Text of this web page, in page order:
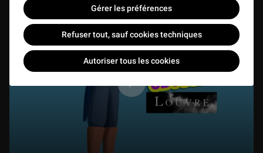
Gérer les préférences
Refuser tout, sauf cookies techniques
Autoriser tous les cookies